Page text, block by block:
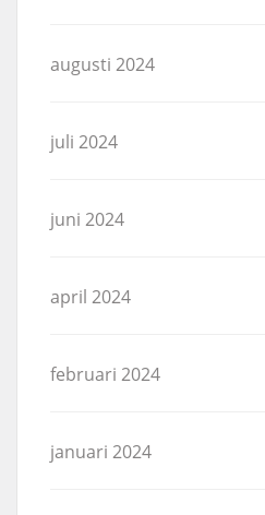
augusti 2024
juli 2024
juni 2024
april 2024
februari 2024
januari 2024